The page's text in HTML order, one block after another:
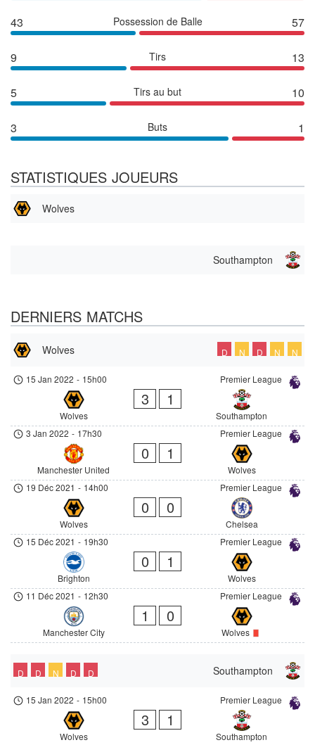
43 Possession de Balle 57
9 Tirs 13
5 Tirs au but 10
3 Buts 1
STATISTIQUES JOUEURS
Wolves
Southampton
DERNIERS MATCHS
Wolves D N D N N
Premier League
15 Jan 2022 - 15h00
Wolves
3 1
Southampton
Premier League
3 Jan 2022 - 17h30
Manchester United
0 1
Wolves
Premier League
19 Déc 2021 - 14h00
Wolves
0 0
Chelsea
Premier League
15 Déc 2021 - 19h30
Brighton
0 1
Wolves
Premier League
11 Déc 2021 - 12h30
Manchester City
1 0
Wolves
Southampton
D D N D D
Premier League
15 Jan 2022 - 15h00
Wolves
3 1
Southampton